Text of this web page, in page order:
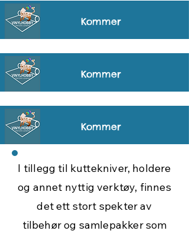
Kommer
Kommer
Kommer
I tillegg til kuttekniver, holdere
og annet nyttig verktøy, finnes
det ett stort spekter av
tilbehør og samlepakker som